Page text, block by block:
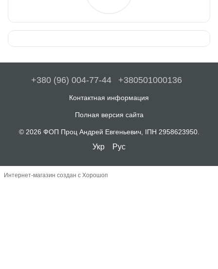
+380 (96) 004-77-44 +380501000136
Контактная информация
Полная версия сайта
© 2026 ФОП Проц Андрей Евгеньевич, ІПН 2958623950.
Укр Рус
Интернет-магазин создан с Хорошоп